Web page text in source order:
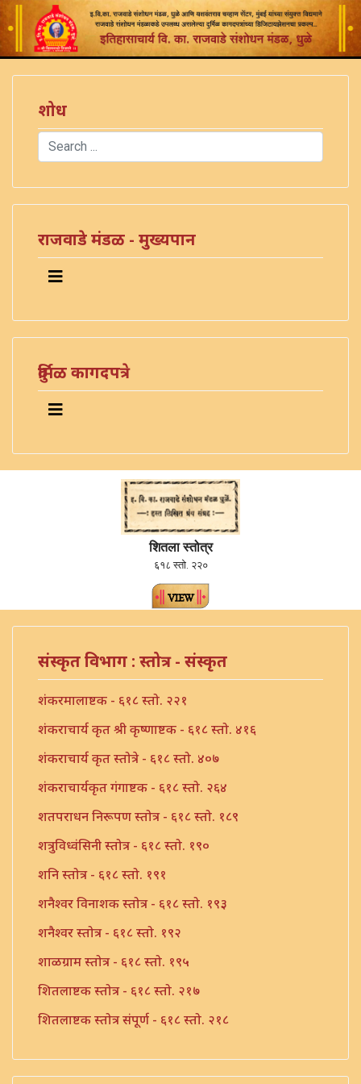
शोध
Search
राजवाडे मंडळ - मुख्यपान
दुर्मिळ कागदपत्रे
शितला स्तोत्र
६१८ स्तो. २२०
संस्कृत विभाग : स्तोत्र - संस्कृत
शंकरमालाष्टक - ६१८ स्तो. २२१
शंकराचार्य कृत श्री कृष्णाष्टक - ६१८ स्तो. ४१६
शंकराचार्य कृत स्तोत्रे - ६१८ स्तो. ४०७
शंकराचार्यकृत गंगाष्टक - ६१८ स्तो. २६४
शतपराधन निरूपण स्तोत्र - ६१८ स्तो. १८९
शत्रुविध्वंसिनी स्तोत्र - ६१८ स्तो. १९०
शनि स्तोत्र - ६१८ स्तो. १९१
शनैश्वर विनाशक स्तोत्र - ६१८ स्तो. १९३
शनैश्वर स्तोत्र - ६१८ स्तो. १९२
शाळग्राम स्तोत्र - ६१८ स्तो. १९५
शितलाष्टक स्तोत्र - ६१८ स्तो. २१७
शितलाष्टक स्तोत्र संपूर्ण - ६१८ स्तो. २१८
शिव शिव शिवशंभो श्री महादेव - ६१८ स्तो. १९६